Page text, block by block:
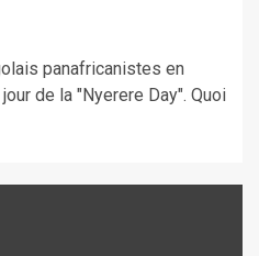
panafricanistes en
de la "Nyerere Day". Quoi